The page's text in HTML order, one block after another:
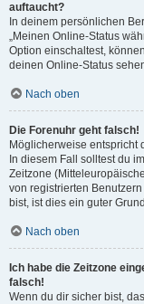
auftaucht?
In deinem persönlichen
„Meinen Online-Status
Option einschaltest,
deinen Online-Status
Nach oben
Die Forenuhr geht falsch!
Möglicherweise entspricht
In diesem Fall solltest du
Zeitzone
von registrierten
bist, ist dies ein guter
Nach oben
Ich habe die Zeitzone
falsch!
Wenn du dir sicher bist,